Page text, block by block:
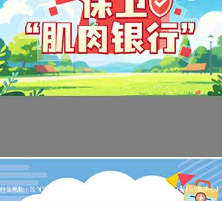
科普视频：如何预防老年人跌倒（1）一起学做“不倒翁”【广东省疾病预防控制中心】